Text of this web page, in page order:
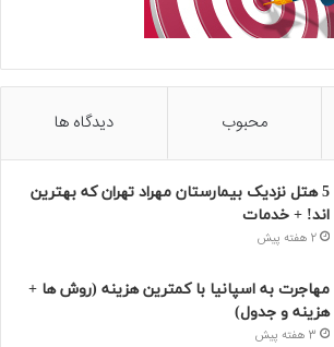
محبوب دیدگاه ها
5 هتل نزدیک بیمارستان مهراد تهران که بهترین‌
اند! + خدمات
2 هفته پیش
مهاجرت به اسپانیا با کمترین هزینه (روش ها +
هزینه و جدول)
3 هفته پیش